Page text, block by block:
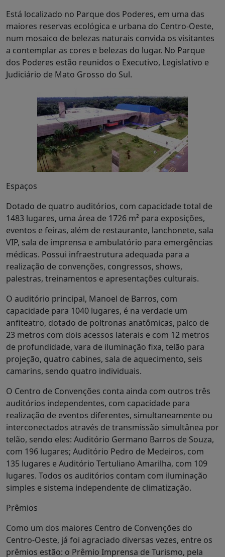
Está localizado no Parque dos Poderes, em uma das
maiores reservas ecológica e urbana do Centro-Oeste,
num mosaico de belezas naturais convida os visitantes
a contemplar as cores e belezas do lugar. No Parque
dos Poderes estão reunidos o Executivo, Legislativo e
Judiciário de Mato Grosso do Sul.
Espaços
Dotado de quatro auditórios, com capacidade total de
1483 lugares, uma área de 1726 m² para exposições,
eventos e feiras, além de restaurante, lanchonete, sala
VIP, sala de imprensa e ambulatório para emergências
médicas. Possui infraestrutura adequada para a
realização de convenções, congressos, shows,
palestras, treinamentos e apresentações culturais.
O auditório principal, Manoel de Barros, com
capacidade para 1040 lugares, é na verdade um
anfiteatro, dotado de poltronas anatômicas, palco de
23 metros com dois acessos laterais e com 12 metros
de profundidade, vara de iluminação fixa, telão para
projeção, quatro cabines, sala de aquecimento, seis
camarins, sendo quatro individuais.
O Centro de Convenções conta ainda com outros três
auditórios independentes, com capacidade para
realização de eventos diferentes, simultaneamente ou
interconectados através de transmissão simultânea por
telão, sendo eles: Auditório Germano Barros de Souza,
com 196 lugares; Auditório Pedro de Medeiros, com
135 lugares e Auditório Tertuliano Amarilha, com 109
lugares. Todos os auditórios contam com iluminação
simples e sistema independente de climatização.
Prêmios
Como um dos maiores Centro de Convenções do
Centro-Oeste, já foi agraciado diversas vezes, entre os
prêmios estão: o Prêmio Imprensa de Turismo, pela